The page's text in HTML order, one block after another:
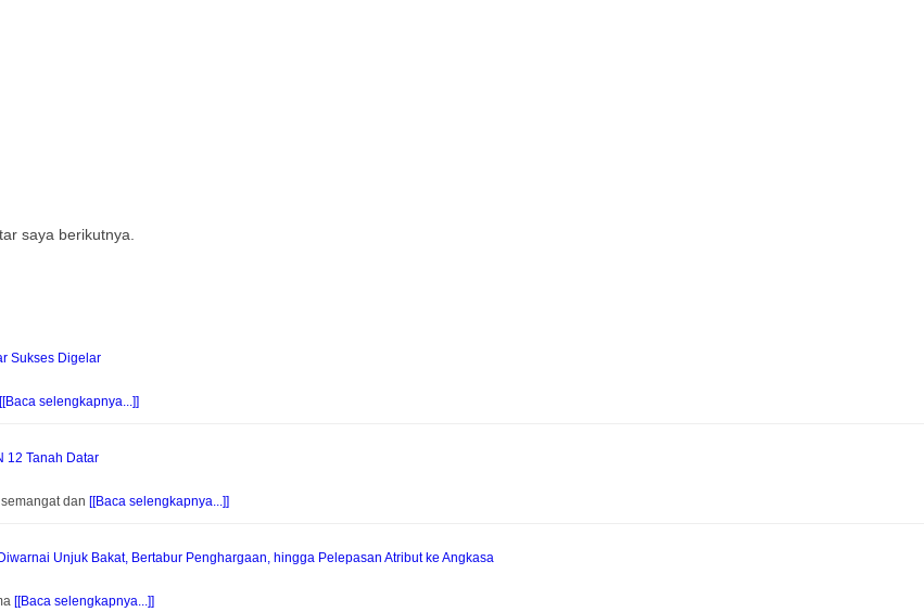
saya berikutnya.
Sukses Digelar
[[Baca selengkapnya...]]
12 Tanah Datar
dan [[Baca selengkapnya...]]
Unjuk Bakat, Bertabur Penghargaan, hingga Pelepasan Atribut ke Angkasa
[[Baca selengkapnya...]]